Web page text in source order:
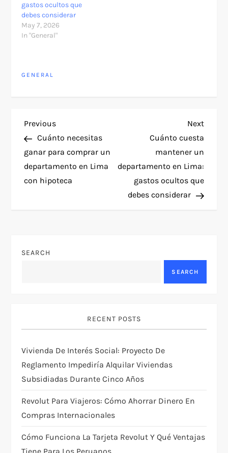
gastos ocultos que
debes considerar
May 7, 2026
In "General"
GENERAL
P
o
s
a
a
t
i
o
n
Previous
Post
Previous
Cuánto necesitas
ganar para comprar un
departamento en Lima
con hipoteca
Next
Post
Next
Cuánto cuesta
mantener un
departamento en Lima:
gastos ocultos que
debes considerar
SEARCH
SEARCH
RECENT POSTS
Vivienda De Interés Social: Proyecto De
Reglamento Impediría Alquilar Viviendas
Subsidiadas Durante Cinco Años
Revolut Para Viajeros: Cómo Ahorrar Dinero En
Compras Internacionales
Cómo Funciona La Tarjeta Revolut Y Qué Ventajas